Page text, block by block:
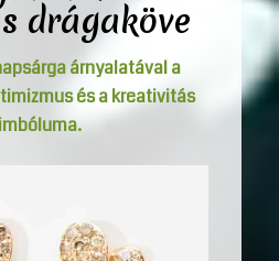
drágaköve
árnyalatával a
és a kreativitás